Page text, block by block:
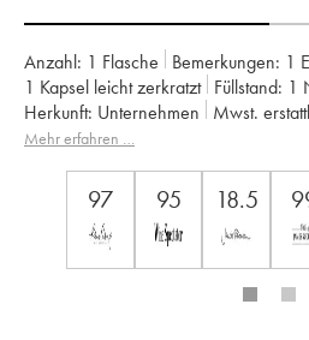
Anzahl: 1 Flasche Bemerkungen: 1
1 Kapsel leicht zerkratzt Füllstand: 1
Herkunft:
unternehmen Mwst.
Appellation:
Mehr erfahren …
97 95 18.5